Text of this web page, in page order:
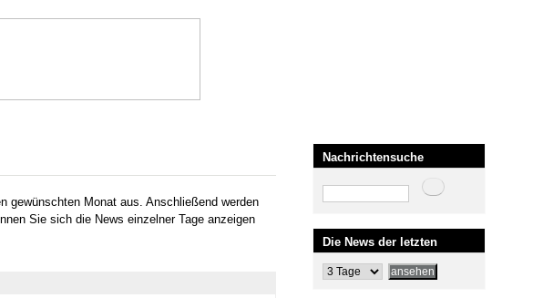
gewünschten Monat aus. Anschließend werden
Sie sich die News einzelner Tage anzeigen
Nachrichtensuche
Suche
Die News der letzten